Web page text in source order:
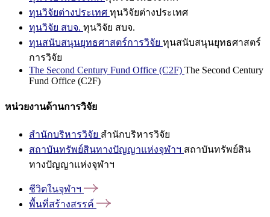
ทุนวิจัยต่างประเทศ ทุนวิจัยต่างประเทศ
ทุนวิจัย สบจ. ทุนวิจัย สบจ.
ทุนสนับสนุนยุทธศาสตร์การวิจัย ทุนสนับสนุนยุทธศาสตร์
การวิจัย
The Second Century Fund Office (C2F) The Second Century
Fund Office (C2F)
หน่วยงานด้านการวิจัย
สำนักบริหารวิจัย สำนักบริหารวิจัย
สถาบันทรัพย์สินทางปัญญาแห่งจุฬาฯ สถาบันทรัพย์สิน
ทางปัญญาแห่งจุฬาฯ
ชีวิตในจุฬาฯ
พื้นที่สร้างสรรค์